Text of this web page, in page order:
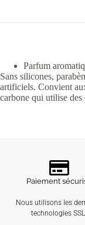
Parfum
Sans silicones,
artificiels. Convient
carbone qui utilise des
Paiement
Nous utilisons les
technologies SSL.